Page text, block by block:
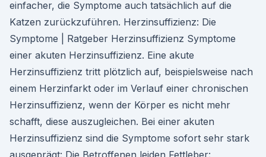
einfacher, die Symptome auch tatsächlich auf die
Katzen zurückzuführen. Herzinsuffizienz: Die
Symptome | Ratgeber Herzinsuffizienz Symptome
einer akuten Herzinsuffizienz. Eine akute
Herzinsuffizienz tritt plötzlich auf, beispielsweise nach
einem Herzinfarkt oder im Verlauf einer chronischen
Herzinsuffizienz, wenn der Körper es nicht mehr
schafft, diese auszugleichen. Bei einer akuten
Herzinsuffizienz sind die Symptome sofort sehr stark
ausgeprägt: Die Betroffenen leiden Fettleber: